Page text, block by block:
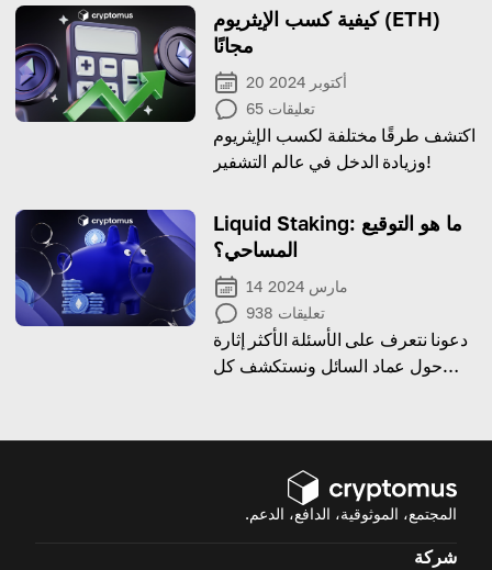
كيفية كسب الإيثريوم (ETH)
مجانًا
20 أكتوبر 2024
65 تعليقات
اكتشف طرقًا مختلفة لكسب الإيثريوم
وزيادة الدخل في عالم التشفير!
Liquid Staking: ما هو التوقيع
المساحي؟
14 مارس 2024
938 تعليقات
دعونا نتعرف على الأسئلة الأكثر إثارة
حول عماد السائل ونستكشف كل
المجتمع، الموثوقية، الدافع، الدعم.
شركة